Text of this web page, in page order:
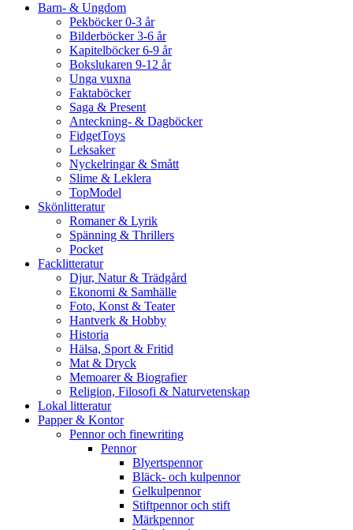
Barn- & Ungdom
Pekböcker 0-3 år
Bilderböcker 3-6 år
Kapitelböcker 6-9 år
Bokslukaren 9-12 år
Unga vuxna
Faktaböcker
Saga & Present
Anteckning- & Dagböcker
FidgetToys
Leksaker
Nyckelringar & Smått
Slime & Leklera
TopModel
Skönlitteratur
Romaner & Lyrik
Spänning & Thrillers
Pocket
Facklitteratur
Djur, Natur & Trädgård
Ekonomi & Samhälle
Foto, Konst & Teater
Hantverk & Hobby
Historia
Hälsa, Sport & Fritid
Mat & Dryck
Memoarer & Biografier
Religion, Filosofi & Naturvetenskap
Lokal litteratur
Papper & Kontor
Pennor och finewriting
Pennor
Blyertspennor
Bläck- och kulpennor
Gelkulpennor
Stiftpennor och stift
Märkpennor